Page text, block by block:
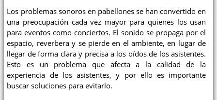
Los problemas sonoros en pabellones se han convertido en
una preocupación cada vez mayor para quienes los usan
para eventos como conciertos. El sonido se propaga por el
espacio, reverbera y se pierde en el ambiente, en lugar de
llegar de forma clara y precisa a los oídos de los asistentes.
Esto es un problema que afecta a la calidad de la
experiencia de los asistentes, y por ello es importante
buscar soluciones para evitarlo.